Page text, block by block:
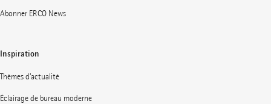
Abonner ERCO News
Inspiration
Thèmes d’actualité
Éclairage de bureau moderne